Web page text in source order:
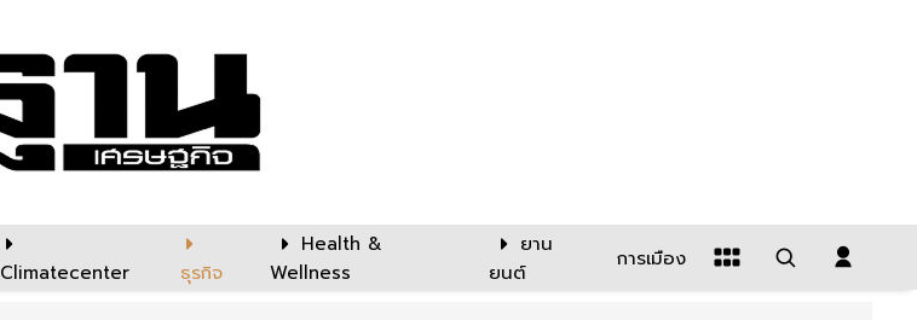
Climatecenter ธุรกิจ
Health &
Wellness
ยาน
ยนต์
การเมือง